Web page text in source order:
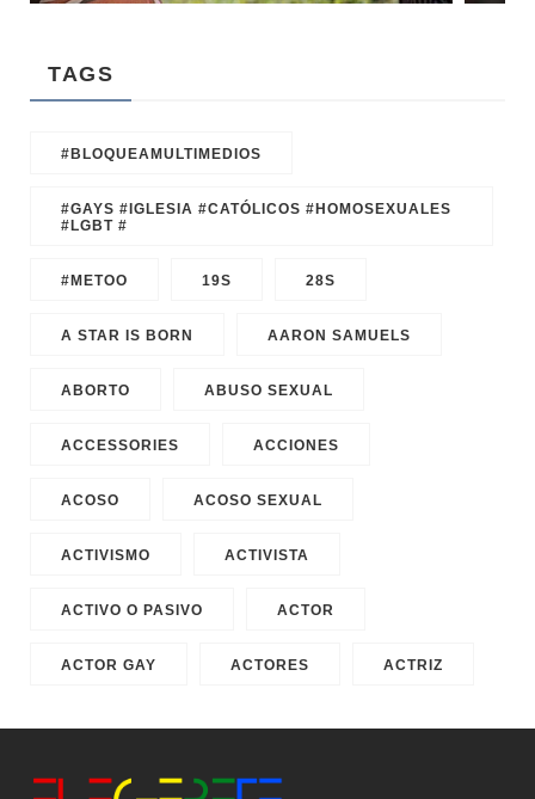
TAGS
#BLOQUEAMULTIMEDIOS
#GAYS #IGLESIA #CATÓLICOS #HOMOSEXUALES
#LGBT #
#METOO 19S 28S
A STAR IS BORN AARON SAMUELS
ABORTO ABUSO SEXUAL
ACCESSORIES ACCIONES
ACOSO ACOSO SEXUAL
ACTIVISMO ACTIVISTA
ACTIVO O PASIVO ACTOR
ACTOR GAY ACTORES ACTRIZ